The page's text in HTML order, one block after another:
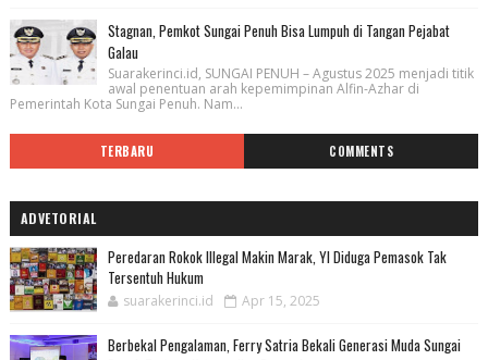
Stagnan, Pemkot Sungai Penuh Bisa Lumpuh di Tangan Pejabat
Galau
Suarakerinci.id, SUNGAI PENUH – Agustus 2025 menjadi titik
awal penentuan arah kepemimpinan Alfin-Azhar di
Pemerintah Kota Sungai Penuh. Nam...
TERBARU COMMENTS
ADVETORIAL
Peredaran Rokok Illegal Makin Marak, YI Diduga Pemasok Tak
Tersentuh Hukum
suarakerinci.id Apr 15, 2025
Berbekal Pengalaman, Ferry Satria Bekali Generasi Muda Sungai